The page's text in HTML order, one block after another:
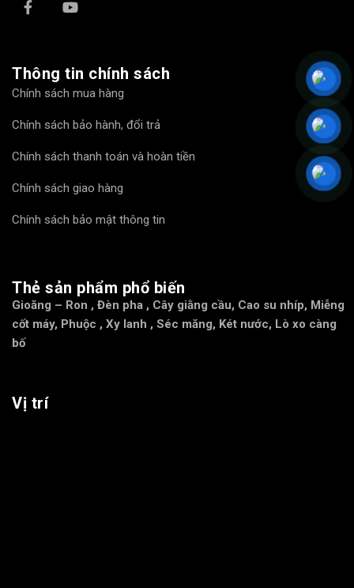
Thông tin chính sách
Chính sách mua hàng
Chính sách bảo hành, đổi trả
Chính sách thanh toán và hoàn tiền
Chính sách giao hàng
Chính sách bảo mật thông tin
Thẻ sản phẩm phổ biến
Gioăng – Ron , Đèn pha , Cây giằng cầu, Cao su nhíp, Miễng
cốt máy, Phuộc , Xy lanh , Séc măng, Két nước, Lò xo càng
bố
Vị trí